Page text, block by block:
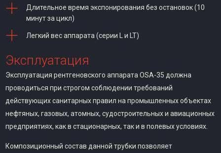
Длительное время экспонирования без остановок (10
минут за цикл)
Легкий вес аппарата (серии L и LT)
Эксплуатация
Эксплуатация рентгеновского аппарата OSA-35 должна
проводиться при строгом соблюдении требований
действующих санитарных правил на промышленных объектах
нефтяных, газовых, атомных, судостроительных и авиационных
предприятиях, как в стационарных, так и в полевых условиях.
Композиционный состав данной трубки позволяет